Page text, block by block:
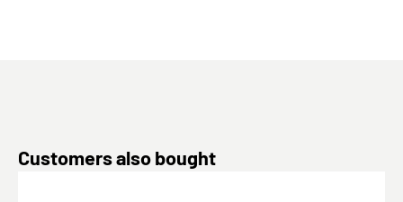
Produktgalerie überspringen
Customers also bought